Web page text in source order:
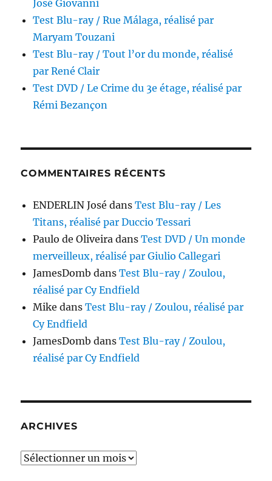
José Giovanni
Test Blu-ray / Rue Málaga, réalisé par
Maryam Touzani
Test Blu-ray / Tout l’or du monde, réalisé
par René Clair
Test DVD / Le Crime du 3e étage, réalisé par
Rémi Bezançon
COMMENTAIRES RÉCENTS
ENDERLIN José dansTest Blu-ray / Les
Titans, réalisé par Duccio Tessari
Paulo de Oliveira dansTest DVD / Un monde
merveilleux, réalisé par Giulio Callegari
JamesDomb dansTest Blu-ray / Zoulou,
réalisé par Cy Endfield
Mike dansTest Blu-ray / Zoulou, réalisé par
Cy Endfield
JamesDomb dansTest Blu-ray / Zoulou,
réalisé par Cy Endfield
ARCHIVES
Archives